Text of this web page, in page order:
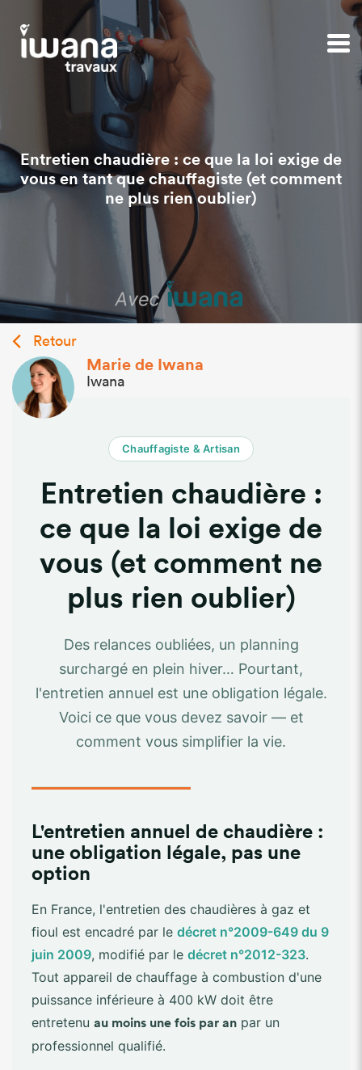
Entretien chaudière : ce que la loi exige de
vous en tant que chauffagiste (et comment
ne plus rien oublier)
Retour
Marie de Iwana
Iwana
Chauffagiste & Artisan
Entretien chaudière :
ce que la loi exige de
vous (et comment ne
plus rien oublier)
Des relances oubliées, un planning
surchargé en plein hiver… Pourtant,
l'entretien annuel est une obligation légale.
Voici ce que vous devez savoir — et
comment vous simplifier la vie.
L'entretien annuel de chaudière :
une obligation légale, pas une
option
En France, l'entretien des chaudières à gaz et
fioul est encadré par le décret n°2009-649 du 9
juin 2009, modifié par le décret n°2012-323.
Tout appareil de chauffage à combustion d'une
puissance inférieure à 400 kW doit être
entretenu au moins une fois par an par un
professionnel qualifié.